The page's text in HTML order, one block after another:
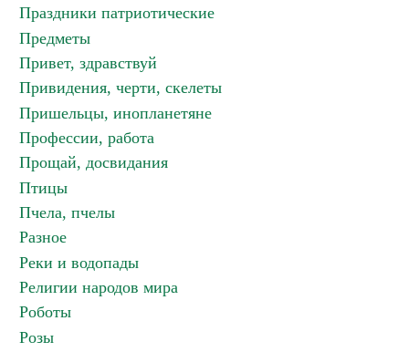
Праздники патриотические
Предметы
Привет, здравствуй
Привидения, черти, скелеты
Пришельцы, инопланетяне
Профессии, работа
Прощай, досвидания
Птицы
Пчела, пчелы
Разное
Реки и водопады
Религии народов мира
Роботы
Розы